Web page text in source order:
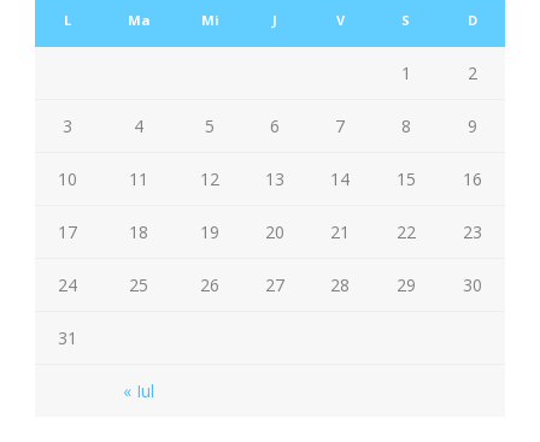
L Ma Mi J V S D
« Iul
1 2
3 4 5 6 7 8 9
10 11 12 13 14 15 16
17 18 19 20 21 22 23
24 25 26 27 28 29 30
31